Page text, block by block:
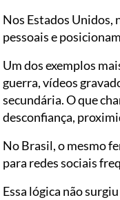
Nos Estados Unidos,
pessoais e
Um dos exemplos
guerra, vídeos
secundária. O que
desconfiança,
No Brasil, o mesmo
para redes sociais
Essa lógica não